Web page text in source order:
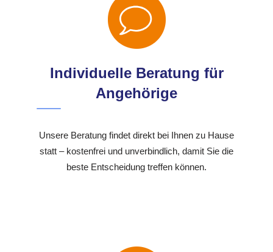
Individuelle Beratung für
Angehörige
Unsere Beratung findet direkt bei Ihnen zu Hause
statt – kostenfrei und unverbindlich, damit Sie die
beste Entscheidung treffen können.